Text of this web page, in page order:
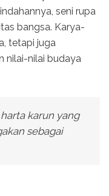
seni rupa
bangsa. Karya-
tetapi juga
nilai-nilai budaya
karun yang
sebagai